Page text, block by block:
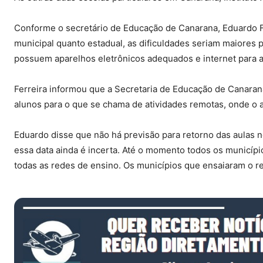
Conforme o secretário de Educação de Canarana,
municipal quanto estadual, as dificuldades seriam maiores
possuem aparelhos eletrônicos adequados e internet para
Ferreira informou que a Secretaria de Educação de
alunos para o que se chama de atividades remotas, onde
Eduardo disse que não há previsão para retorno das aulas
essa data ainda é incerta. Até o momento todos os
todas as redes de ensino. Os municípios que ensaiaram o